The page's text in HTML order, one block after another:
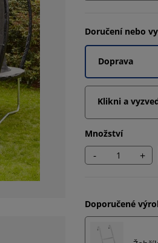
Doručení nebo
Doprava
Klikni a
Množství
- +
Doporučené
2.7027027027027026%